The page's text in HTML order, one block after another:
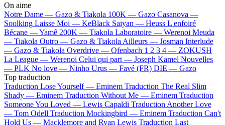
On aime
Notre Dame — Gazo & Tiakola 100K — Gazo Casanova —
Soolking Laisse Moi — KeBlack Saiyan — Heuss L'enfoiré
Bécane —Yamê 200K — Tiakola Laboratoire — Werenoi Meuda
— Tiakola Outro — Gazo & Tiakola Ailleurs — Josman Interlude
— Gazo & Tiakola Overdrive — Ofenbach 1 2 3 4 — ZOKUSH
La League — Werenoi Celui qui part — Joseph Kamel Nouvelles
— PLK No love — Ninho Urus — Favé (FR) DIE — Gazo
Top traduction
Traduction Lose Yourself — Eminem Traduction The Real Slim
Shady — Eminem Traduction Without Me — Eminem Traduction
Someone You Loved — Lewis Capaldi Traduction Another Love
— Tom Odell Traduction Mockingbird — Eminem Traduction Can't
Hold Us — Macklemore and Ryan Lewis Traduction Last